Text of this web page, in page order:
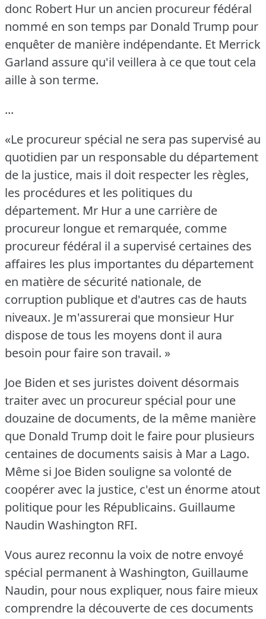
donc Robert Hur un ancien procureur fédéral
nommé en son temps par Donald Trump pour
enquêter de manière indépendante. Et Merrick
Garland assure qu'il veillera à ce que tout cela
aille à son terme.
...
«Le procureur spécial ne sera pas supervisé au
quotidien par un responsable du département
de la justice, mais il doit respecter les règles,
les procédures et les politiques du
département. Mr Hur a une carrière de
procureur longue et remarquée, comme
procureur fédéral il a supervisé certaines des
affaires les plus importantes du département
en matière de sécurité nationale, de
corruption publique et d'autres cas de hauts
niveaux. Je m'assurerai que monsieur Hur
dispose de tous les moyens dont il aura
besoin pour faire son travail. »
Joe Biden et ses juristes doivent désormais
traiter avec un procureur spécial pour une
douzaine de documents, de la même manière
que Donald Trump doit le faire pour plusieurs
centaines de documents saisis à Mar a Lago.
Même si Joe Biden souligne sa volonté de
coopérer avec la justice, c'est un énorme atout
politique pour les Républicains. Guillaume
Naudin Washington RFI.
Vous aurez reconnu la voix de notre envoyé
spécial permanent à Washington, Guillaume
Naudin, pour nous expliquer, nous faire mieux
comprendre la découverte de ces documents